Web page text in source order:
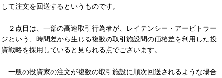
して注文を回送するというものです。
２点目は、一部の高速取引行為者が、レイテンシー・アービトラー
ジという、時間差から生じる複数の取引施設間の価格差を利用した投
資戦略を採用していると見られる点でございます。
一般の投資家の注文が複数の取引施設に順次回送されるような場合